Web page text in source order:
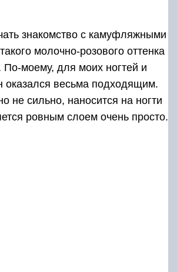
знакомство с камуфляжными
молочно-розового оттенка
По-моему, для моих ногтей и
оказался весьма подходящим.
не сильно, наносится на ногти
ровным слоем очень просто.